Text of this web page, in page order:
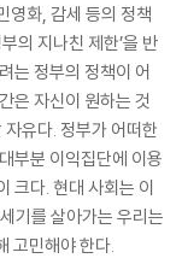
영화, 감세 등의 정책
의 지나친 제한’을 반
는 정부의 정책이 어
은 자신이 원하는 것
유다. 정부가 어떠한
부분 이익집단에 이용
크다. 현대 사회는 이
기를 살아가는 우리는
고민해야 한다.